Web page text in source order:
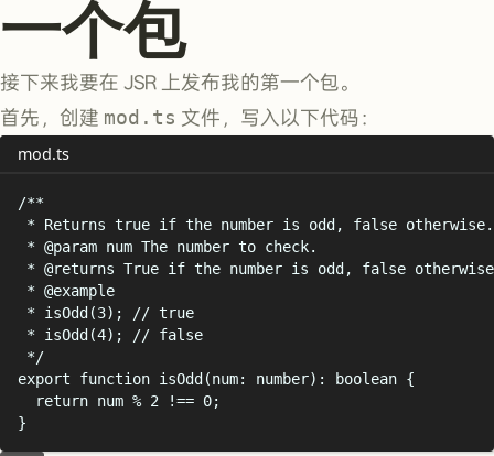
一个包
接下来我要在 JSR 上发布我的第一个包。
首先，创建 mod.ts 文件，写入以下代码：
mod.ts
/**
* Returns true if the number is odd, false otherwise.
* @param num The number to check.
* @returns True if the number is odd, false
* @example
* isOdd(3); // true
* isOdd(4); // false
*/
export
function isOdd (num: number): boolean {
return num % 2 !== 0;
}